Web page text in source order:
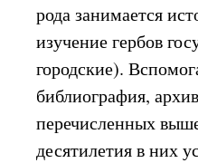
рода занимается
изучение гербов
городские).
библиография,
перечисленных
десятилетия в них